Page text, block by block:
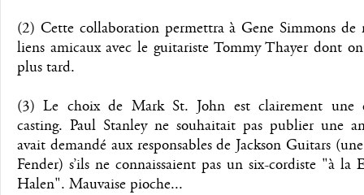
(2) Cette collaboration permettra à Gene Simmons de
liens amicaux avec le guitariste Tommy Thayer dont
plus tard.
(3) Le choix de Mark St. John est clairement une
casting. Paul Stanley ne souhaitait pas publier une
avait demandé aux responsables de Jackson Guitars
Fender) s’ils ne connaissaient pas un six-cordiste "à la
Halen". Mauvaise pioche...